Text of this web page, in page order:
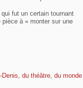
fut un certain tournant
à « monter sur une
du théâtre, du monde